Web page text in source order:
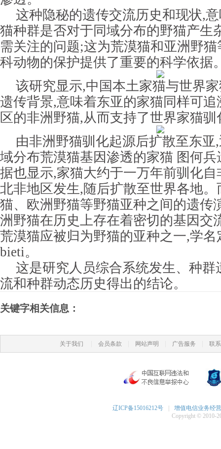
这种隐秘的遗传交流历史和现状,
猫种群是否对于同域分布的野猫产生
需关注的问题;这为荒漠猫和亚洲野
科动物的保护提供了重要的科学依据
该研究显示,中国本土家猫与世界
遗传背景,意味着东亚的家猫同样可
区的非洲野猫,从而支持了世界家猫
由非洲野猫驯化起源后扩散至东亚
域分布荒漠猫基因渗透的家猫 图何
据也显示,家猫大约于一万年前驯化
北非地区发生,随后扩散至世界各地。
猫、欧洲野猫等野猫亚种之间的遗传
洲野猫在历史上存在着密切的基因交
荒漠猫应被归为野猫的亚种之一,学名
bieti。
这是研究人员综合系统发生、种群
流和种群动态历史得出的结论。
关键字相关信息：
关于我们 会员条款 网站声明 广告服务 联
辽ICP备15016212号
增值电信业务经
Copyright © 2010-